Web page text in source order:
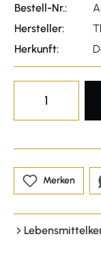
Bestell-Nr.:
Hersteller:
Herkunft:
Merken